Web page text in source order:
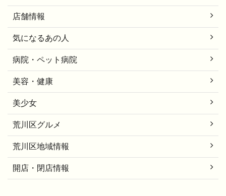
店舗情報
気になるあの人
病院・ペット病院
美容・健康
美少女
荒川区グルメ
荒川区地域情報
開店・閉店情報